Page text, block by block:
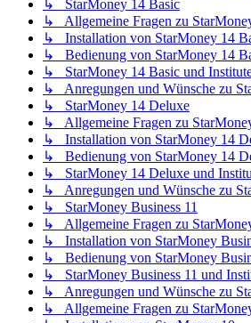
↳ StarMoney 14 Basic
↳ Allgemeine Fragen zu
↳ Installation von StarMoney 14
↳ Bedienung von StarMoney 14
↳ StarMoney 14 Basic und
↳ Anregungen und Wünsche zu
↳ StarMoney 14 Deluxe
↳ Allgemeine Fragen zu
↳ Installation von StarMoney 14
↳ Bedienung von StarMoney 14
↳ StarMoney 14 Deluxe und
↳ Anregungen und Wünsche zu
↳ StarMoney Business 11
↳ Allgemeine Fragen zu
↳ Installation von StarMoney
↳ Bedienung von StarMoney
↳ StarMoney Business 11 und
↳ Anregungen und Wünsche zu
↳ Allgemeine Fragen zu